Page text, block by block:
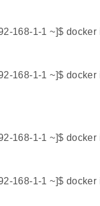
168-1-1 ~]$ docker
168-1-1 ~]$ docker
168-1-1 ~]$ docker
168-1-1 ~]$ docker